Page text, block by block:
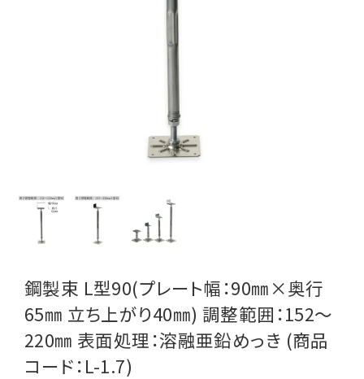
鋼製束 L型90(プレート幅：90㎜×奥行
65㎜ 立ち上がり40㎜) 調整範囲：152～
220㎜ 表面処理：溶融亜鉛めっき (商品
コード：L-1.7)